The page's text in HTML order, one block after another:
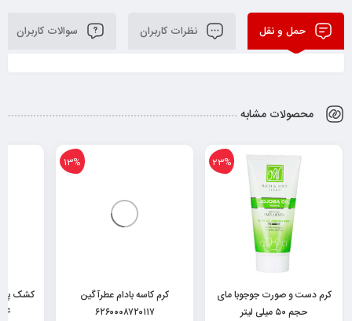
حمل و نقل نظرات کاربران سوالات کاربران
محصولات مشابه
23%
کرم دست و صورت جوجوبا مای
حجم ۵۰ میلی لیتر
13%
کرم کاسه بادام عطرآگین
۶۲۶۰۰۰۸۷۲۰۱۱۷